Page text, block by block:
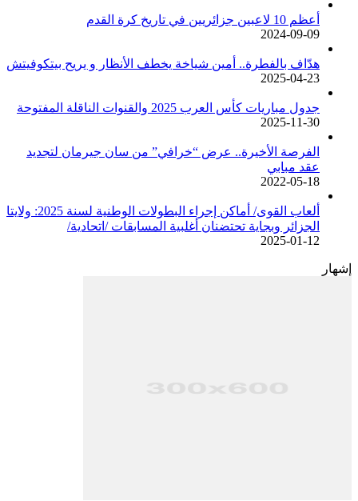
أعظم 10 لاعبين جزائريين في تاريخ كرة القدم
2024-09-09
هدّاف بالفطرة.. أمين شياخة يخطف الأنظار و يريح بيتكوفيتش
2025-04-23
جدول مباريات كأس العرب 2025 والقنوات الناقلة المفتوحة
2025-11-30
الفرصة الأخيرة.. عرض “خرافي” من سان جيرمان لتجديد
عقد مبابي
2022-05-18
ألعاب القوى/ أماكن إجراء البطولات الوطنية لسنة 2025: ولايتا
الجزائر وبجاية تحتضنان أغلبية المسابقات /اتحادية/
2025-01-12
إشهار